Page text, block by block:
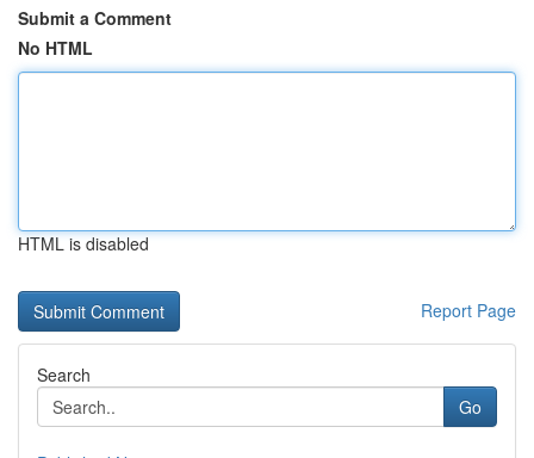
Submit a Comment
No HTML
HTML is disabled
Report Page
Search
Go